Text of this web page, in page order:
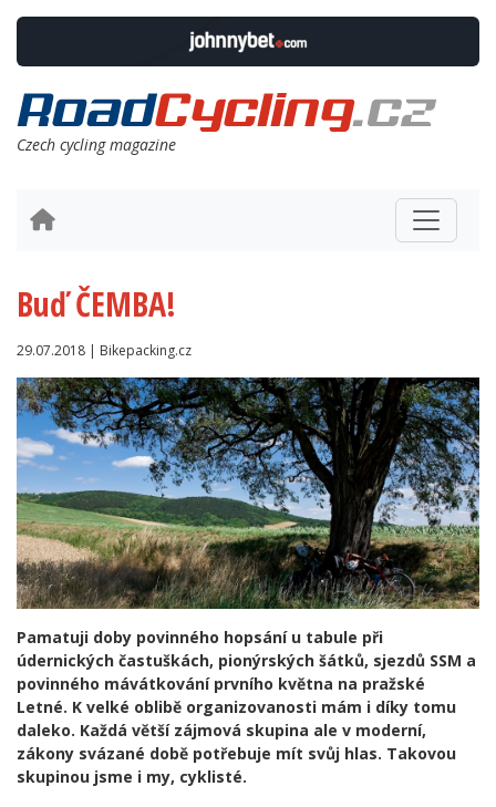
Czech cycling magazine
Buď ČEMBA!
29.07.2018 | Bikepacking.cz
Pamatuji doby povinného hopsání u tabule při
údernických častuškách, pionýrských šátků, sjezdů SSM a
povinného mávátkování prvního května na pražské
Letné. K velké oblibě organizovanosti mám i díky tomu
daleko. Každá větší zájmová skupina ale v moderní,
zákony svázané době potřebuje mít svůj hlas. Takovou
skupinou jsme i my, cyklisté.